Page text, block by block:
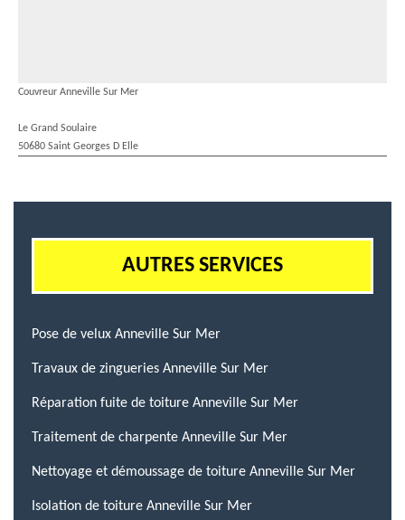
Couvreur Anneville Sur Mer
Le Grand Soulaire
50680 Saint Georges D Elle
AUTRES SERVICES
Pose de velux Anneville Sur Mer
Travaux de zingueries Anneville Sur Mer
Réparation fuite de toiture Anneville Sur Mer
Traitement de charpente Anneville Sur Mer
Nettoyage et démoussage de toiture Anneville Sur Mer
Isolation de toiture Anneville Sur Mer